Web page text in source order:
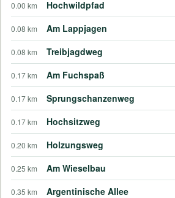
0.00 km Hochwildpfad
0.08 km Am Lappjagen
0.08 km Treibjagdweg
0.17 km Am Fuchspaß
0.17 km Sprungschanzenweg
0.17 km Hochsitzweg
0.20 km Holzungsweg
0.25 km Am Wieselbau
0.35 km Argentinische Allee